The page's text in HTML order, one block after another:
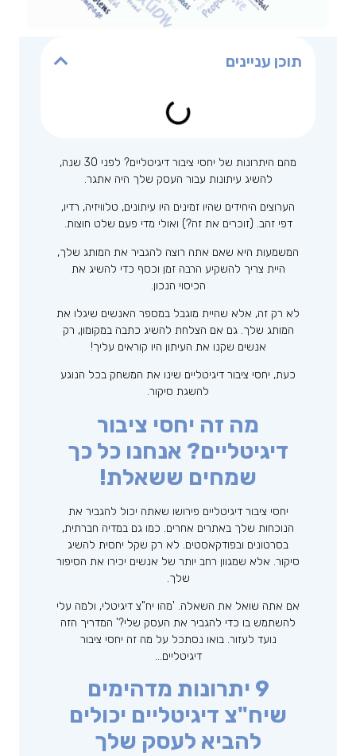
תוכן עניינים
מהם היתרונות של יחסי ציבור דיגיטליים? לפני 30 שנה,
להשיג עיתונות עבור העסק שלך היה אתגר.
הערוצים היחידים שהיו זמינים היו עיתונים, טלוויזיה, רדיו,
דפי זהב. (זוכרים את זה?) ואולי מדי פעם שלט חוצות.
המשמעות היא שאם אתה רוצה להגביר את המותג שלך,
היית צריך להשקיע הרבה זמן וכסף כדי להשיג את
הכיסוי הנכון.
לא רק זה, אלא שהיית מוגבל במספר האנשים שיגלו את
המותג שלך. גם אם הצלחת להשיג כתבה במקומון, רק
אנשים שקנו את העיתון היו קוראים עליך!
כעת, יחסי ציבור דיגיטליים שינו את המשחק בכל הנוגע
להשגת סיקור.
מה זה יחסי ציבור
דיגיטליים? אנחנו כל כך
שמחים ששאלת!
יחסי ציבור דיגיטליים פירושו שאתה יכול להגביר את
הנוכחות שלך באתרים אחרים. כמו גם במדיה חברתית,
בסרטונים ובפודקאסטים. לא רק שקל יחסית להשיג
סיקור. אלא שמגוון רחב יותר של אנשים יכירו את הסיפור
שלך.
אם אתה שואל את השאלה. 'מהו יח"צ דיגיטלי, ולמה עלי
להשתמש בו כדי להגביר את העסק שלי?' המדריך הזה
נועד לעזור. בואו נסתכל על מה זה יחסי ציבור
דיגיטליים…
9 יתרונות מדהימים
שיח"צ דיגיטליים יכולים
להביא לעסק שלך